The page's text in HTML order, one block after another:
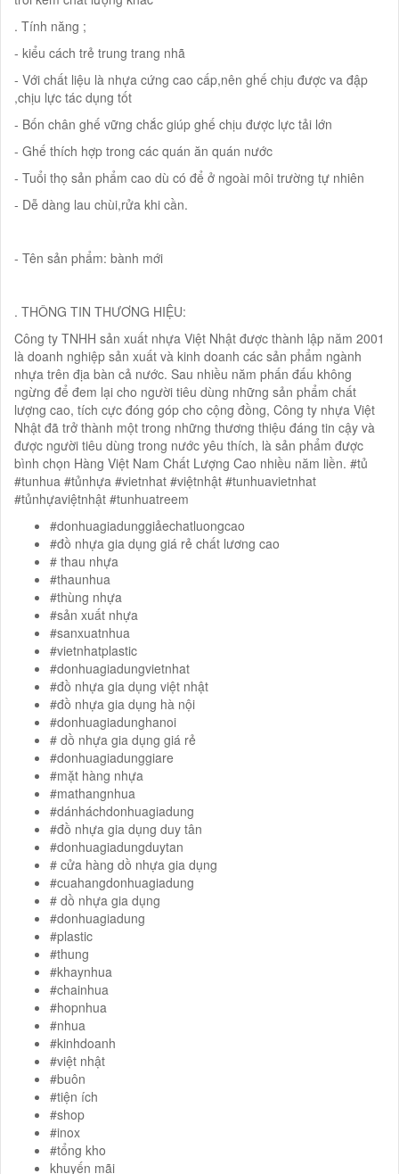
. Tính năng ;
- kiểu cách trẻ trung trang nhã
- Với chất liệu là nhựa cứng cao cấp,nên ghế chịu được va đập
,chịu lực tác dụng tốt
- Bốn chân ghế vững chắc giúp ghế chịu được lực tải lớn
- Ghế thích hợp trong các quán ăn quán nước
- Tuổi thọ sản phẩm cao dù có để ở ngoài môi trường tự nhiên
- Dễ dàng lau chùi,rửa khi cần.
- Tên sản phẩm: bành mới
. THÔNG TIN THƯƠNG HIỆU:
Công ty TNHH sản xuất nhựa Việt Nhật được thành lập năm 2001
là doanh nghiệp sản xuất và kinh doanh các sản phẩm ngành
nhựa trên địa bàn cả nước. Sau nhiều năm phấn đấu không
ngừng để đem lại cho người tiêu dùng những sản phẩm chất
lượng cao, tích cực đóng góp cho cộng đồng, Công ty nhựa Việt
Nhật đã trở thành một trong những thương thiệu đáng tin cậy và
được người tiêu dùng trong nước yêu thích, là sản phẩm được
bình chọn Hàng Việt Nam Chất Lượng Cao nhiều năm liền. #tủ
#tunhua #tủnhựa #vietnhat #việtnhật #tunhuavietnhat
#tủnhựaviệtnhật #tunhuatreem
#donhuagiadunggiảechatluongcao
#đồ nhựa gia dụng giá rẻ chất lương cao
# thau nhựa
#thaunhua
#thùng nhựa
#sản xuất nhựa
#sanxuatnhua
#vietnhatplastic
#donhuagiadungvietnhat
#đồ nhựa gia dụng việt nhật
#đồ nhựa gia dụng hà nội
#donhuagiadunghanoi
# dồ nhựa gia dụng giá rẻ
#donhuagiadunggiare
#mặt hàng nhựa
#mathangnhua
#dánháchdonhuagiadung
#đồ nhựa gia dụng duy tân
#donhuagiadungduytan
# cửa hàng dồ nhựa gia dụng
#cuahangdonhuagiadung
# dồ nhựa gia dụng
#donhuagiadung
#plastic
#thung
#khaynhua
#chainhua
#hopnhua
#nhua
#kinhdoanh
#việt nhật
#buôn
#tiện ích
#shop
#inox
#tổng kho
khuyến mãi